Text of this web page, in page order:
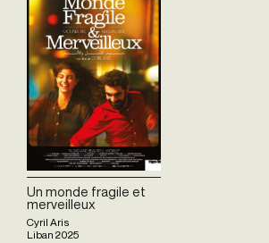
Un monde fragile et
merveilleux
Cyril Aris
Liban 2025